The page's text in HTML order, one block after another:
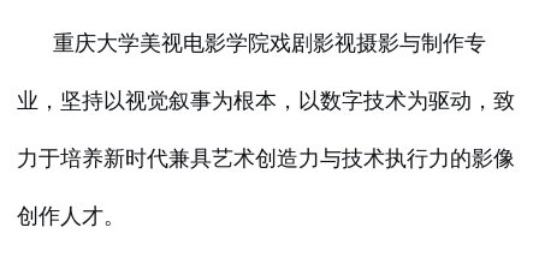
重庆大学美视电影学院戏剧影视摄影与制作专
业，坚持以视觉叙事为根本，以数字技术为驱动，致
力于培养新时代兼具艺术创造力与技术执行力的影像
创作人才。